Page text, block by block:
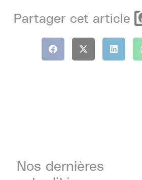
Partager cet article
Nos dernières